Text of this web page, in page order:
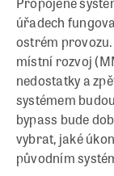
úřadech
ostrém
místní rozvoj
nedostatky a
systémem
bypass bude
vybrat, jaké
původním